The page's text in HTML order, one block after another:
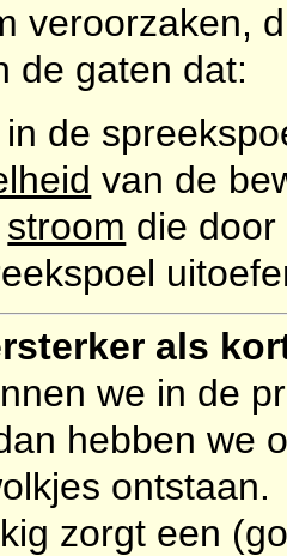
veroorzaken,
de gaten dat:
in de
van de
stroom die
als
we in de
hebben we
ontstaan.
zorgt een